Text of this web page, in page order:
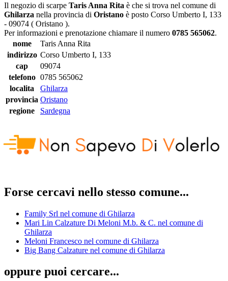
Il negozio di scarpe Taris Anna Rita è che si trova nel comune di
Ghilarza nella provincia di Oristano è posto Corso Umberto I, 133
- 09074 ( Oristano ).
Per informazioni e prenotazione chiamare il numero 0785 565062.
nome
Taris Anna Rita
indirizzo Corso Umberto I, 133
cap
09074
telefono 0785 565062
localita
Ghilarza
provincia Oristano
regione
Sardegna
Forse cercavi nello stesso comune...
Family Srl nel comune di Ghilarza
Mari Lin Calzature Di Meloni M.b. & C. nel comune di
Ghilarza
Meloni Francesco nel comune di Ghilarza
Big Bang Calzature nel comune di Ghilarza
oppure puoi cercare...